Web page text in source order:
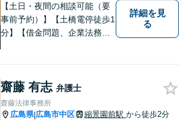
【土日・夜間の相談可能（要
事前予約）】【土橋電停徒歩1
分】【借金問題、企業法務、
件を多く取り扱っておりま
す。お気軽に問い合わせくだ
さい。
詳細を見
る
齋藤 有志 弁護士
齋藤法律事務所
広島県|広島市中区 縮景園前駅 から徒歩2分